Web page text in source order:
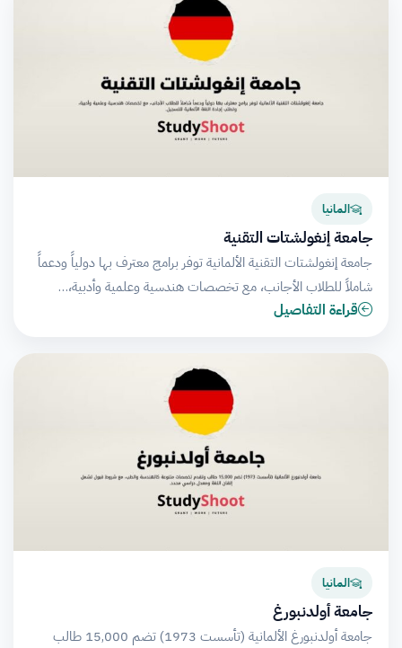
المانيا
جامعة إنغولشتات التقنية
جامعة إنغولشتات التقنية الألمانية توفر برامج معترف بها دولياً ودعماً
شاملاً للطلاب الأجانب، مع تخصصات هندسية وعلمية وأدبية،…
قراءة التفاصيل
المانيا
جامعة أولدنبورغ
جامعة أولدنبورغ الألمانية (تأسست 1973) تضم 15,000 طالب